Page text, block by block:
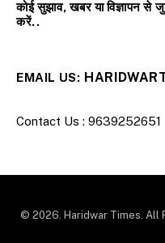
कोई सुझाव, खबर या विज्ञापन से
करें..
EMAIL US:
Contact Us : 9639252651
© 2026. Haridwar Times. All